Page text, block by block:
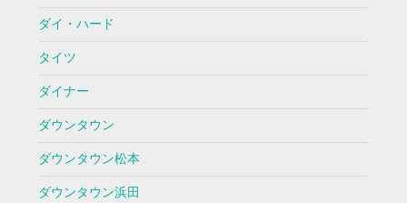
ダイ・ハード
タイツ
ダイナー
ダウンタウン
ダウンタウン松本
ダウンタウン浜田